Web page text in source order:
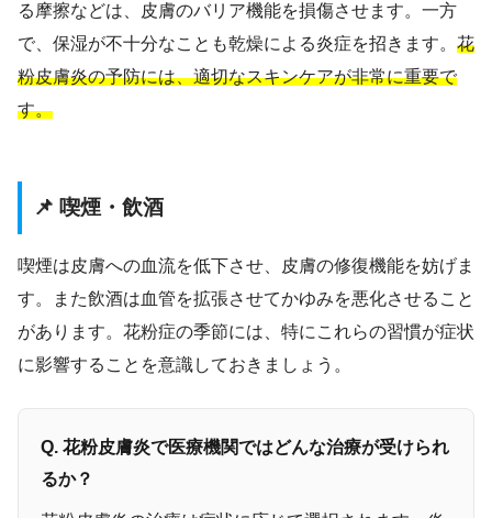
る摩擦などは、皮膚のバリア機能を損傷させます。一方
で、保湿が不十分なことも乾燥による炎症を招きます。 花
粉皮膚炎の予防には、適切なスキンケアが非常に重要で
す。
📌 喫煙・飲酒
喫煙は皮膚への血流を低下させ、皮膚の修復機能を妨げま
す。また飲酒は血管を拡張させてかゆみを悪化させること
があります。花粉症の季節には、特にこれらの習慣が症状
に影響することを意識しておきましょう。
Q. 花粉皮膚炎で医療機関ではどんな治療が受けられ
るか？